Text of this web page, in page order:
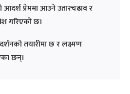
आदर्श प्रेममा आउने उतारचढाव र
गरिएको छ।
तयारीमा छ र लक्ष्मण
छन्।